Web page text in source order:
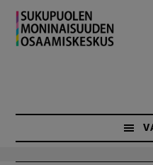
Hyppää
pääsisältöön